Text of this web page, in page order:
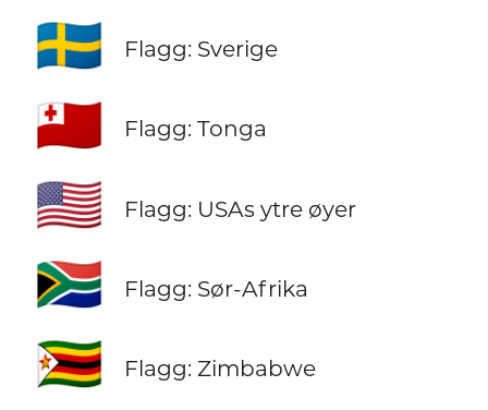
🇸🇪 Flagg: Sverige
🇹🇴 Flagg: Tonga
🇺🇲 Flagg: USAs ytre øyer
🇿🇦 Flagg: Sør-Afrika
🇿🇼 Flagg: Zimbabwe